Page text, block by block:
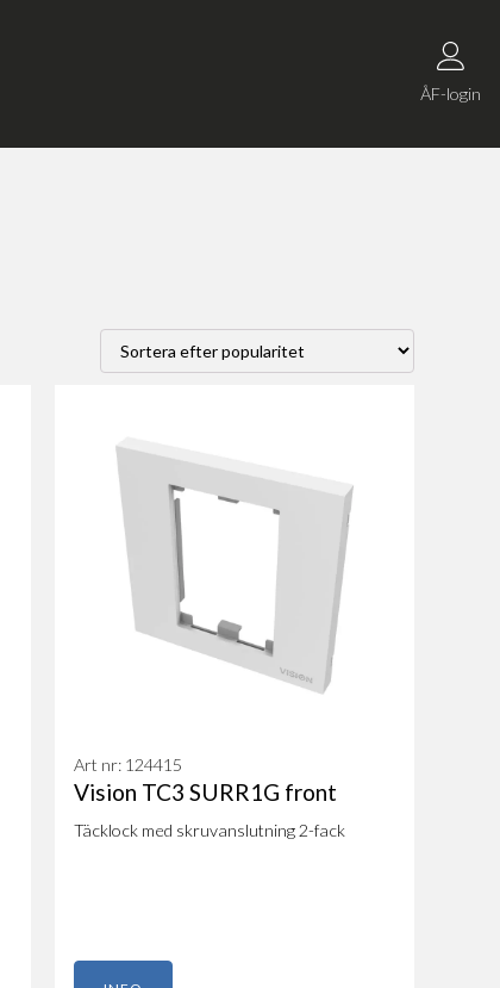
ÅF-login
Art nr: 124415
Vision TC3 SURR1G front
Täcklock med skruvanslutning 2-fack